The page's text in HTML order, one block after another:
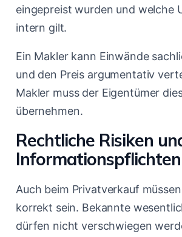
eingepreist wurden und welche
intern gilt.
Ein Makler kann Einwände
und den Preis argumentativ
Makler muss der Eigentümer
übernehmen.
Rechtliche Risiken
Informationspflichten
Auch beim Privatverkauf
korrekt sein. Bekannte
dürfen nicht verschwiegen